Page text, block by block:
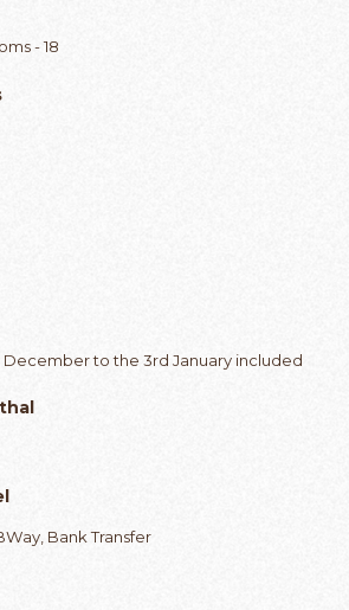
- 18
to the 3rd January included
Bank Transfer